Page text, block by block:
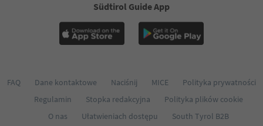
Südtirol Guide App
FAQ Dane kontaktowe Naciśnij MICE
Polityka prywatności
Regulamin
Stopka redakcyjna
Polityka plików cookie
O nas
Ułatwieniach dostępu South Tyrol B2B